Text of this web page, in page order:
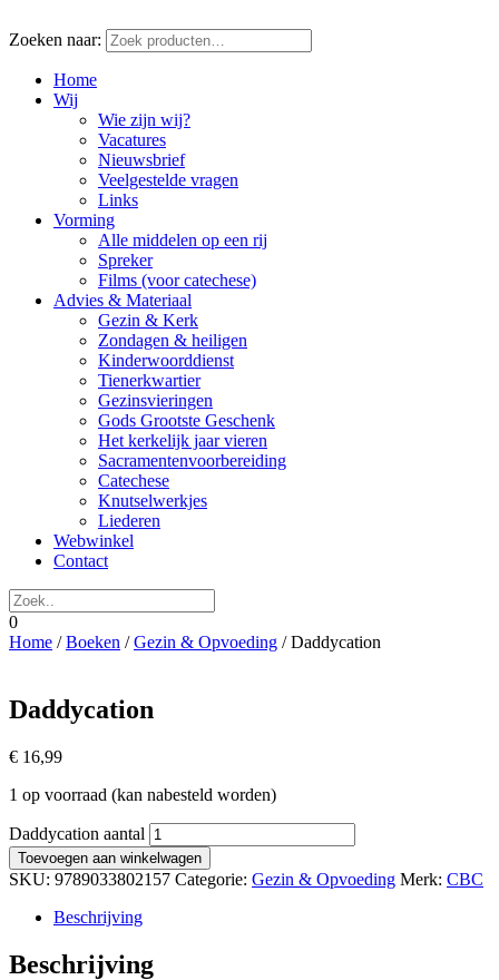
Zoeken naar:
Home
Wij
Wie zijn wij?
Vacatures
Nieuwsbrief
Veelgestelde vragen
Links
Vorming
Alle middelen op een rij
Spreker
Films (voor catechese)
Advies & Materiaal
Gezin & Kerk
Zondagen & heiligen
Kinderwoorddienst
Tienerkwartier
Gezinsvieringen
Gods Grootste Geschenk
Het kerkelijk jaar vieren
Sacramentenvoorbereiding
Catechese
Knutselwerkjes
Liederen
Webwinkel
Contact
0
Home /Boeken /Gezin & Opvoeding / Daddycation
Daddycation
€ 16,99
1 op voorraad (kan nabesteld worden)
Daddycation aantal
Toevoegen aan winkelwagen
SKU: 9789033802157 Categorie: Gezin & Opvoeding Merk: CBC
Beschrijving
Beschrijving